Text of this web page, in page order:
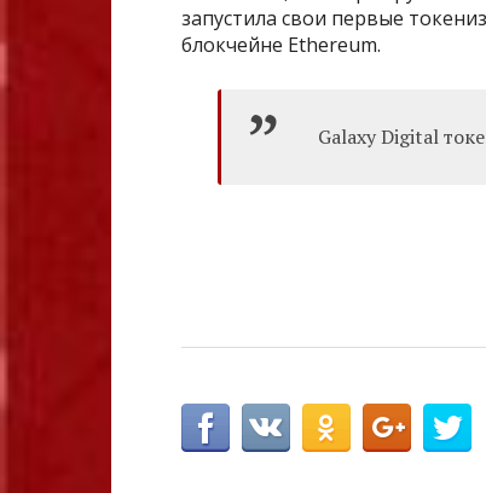
запустила свои первые
блокчейне Ethereum.
Galaxy Digital